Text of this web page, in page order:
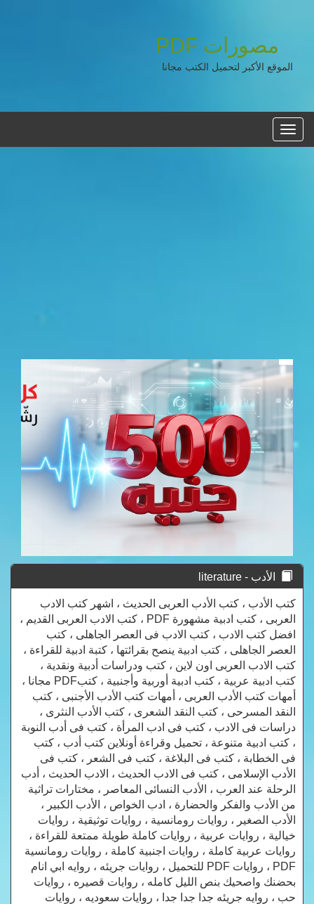
مصورات PDF
الموقع الأكبر لتحميل الكتب مجانا
القائمه
الرئيسية
الأدب - literature
كتب الأدب ، كتب الأدب العربى الحديث ، اشهر كتب الادب
العربى ، كتب ادبية مشهورة PDF ، كتب الادب العربى القديم ،
افضل كتب الادب ، كتب الادب فى العصر الجاهلى ، كتب
العصر الجاهلى ، كتب ادبية ينصح بقرائتها ، كتبة ادبية للقراءة ،
كتب الادب العربى اون لاين ، كتب ودراسات أدبية ونقدية ،
كتب ادبية عربية ، كتب ادبية أوربية وأجنبية ، كتبPDF مجانا ،
أمهات كتب الأدب العربى ، أمهات كتب الأدب الأجنبى ، كتب
النقد المسرحى ، كتب النقد الشعرى ، كتب الأدب النثرى ،
دراسات فى الادب ، كتب فى ادب المرأة ، كتب فى أدب النوبة
، كتب ادبية متنوعة ، تحميل وقراءة أونلاين كتب أدب ، كتب
فى الخطابة ، كتب فى البلاغة ، كتب فى الشعر ، كتب فى
الأدب الإسلامى ، كتب فى الادب الحديث ، الادب الحديث ، أدب
الرحلة عند العرب ، الأدب النسائى المعاصر ، مختارات تراثية
من الأدب والفكر والحضارة ، ادب الخواص ، الأدب الكبير ،
الأدب الصغير ، روايات رومانسية ، روايات توثيقية ، روايات
خيالية ، روايات عربية ، روايات كاملة طويلة ممتعة للقراءة ،
روايات عربية كاملة ، روايات اجنبية كاملة ، روايات رومانسية
PDF ، روايات PDF للتحميل ، روايات جريئه ، روايه ابي انام
بحضنك واصحيك بنص الليل كامله ، روايات قصيره ، روايات
حب ، روايه جريئه جدا جدا جدا ، روايات سعوديه ، روايات